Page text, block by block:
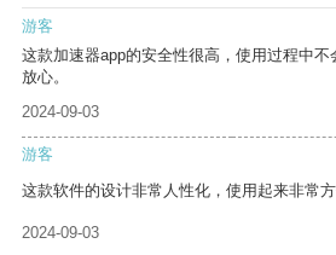
游客
这款加速器app的安全性很高，使用过程中
放心。
2024-09-03
游客
这款软件的设计非常人性化，使用起来非常方
2024-09-03